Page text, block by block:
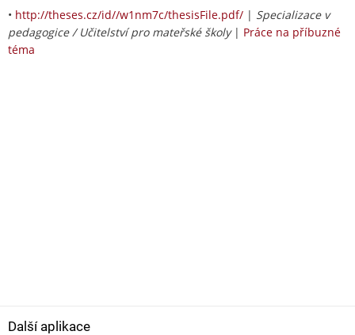
• http://theses.cz/id//w1nm7c/thesisFile.pdf/ | Specializace v
pedagogice / Učitelství pro mateřské školy| Práce na příbuzné
téma
Další aplikace